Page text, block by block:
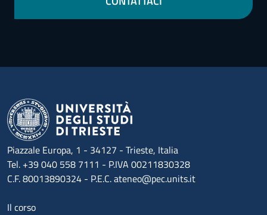
Piazzale Europa, 1 - 34127 - Trieste, Italia
Tel. +39 040 558 7111 - P.IVA 00211830328
C.F. 80013890324 - P.E.C. ateneo@pec.units.it
Menu footer 1
Il corso